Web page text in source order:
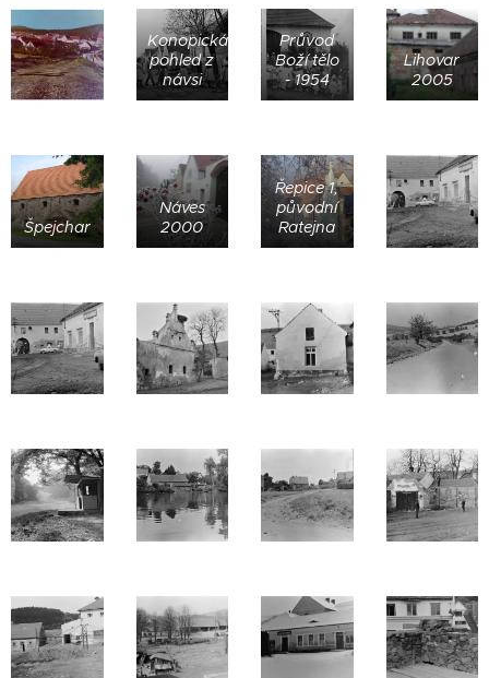
Konopická,
pohled z
návsi
Průvod
Boží tělo
- 1954
Lihovar
2005
Špejchar
Náves
2000
Řepice 1,
původní
Ratejna